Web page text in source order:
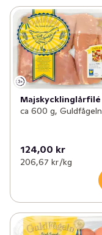
Majskycklinglårfilé
ca 600 g, Guldfågeln
124,00 kr
206,67 kr /kg